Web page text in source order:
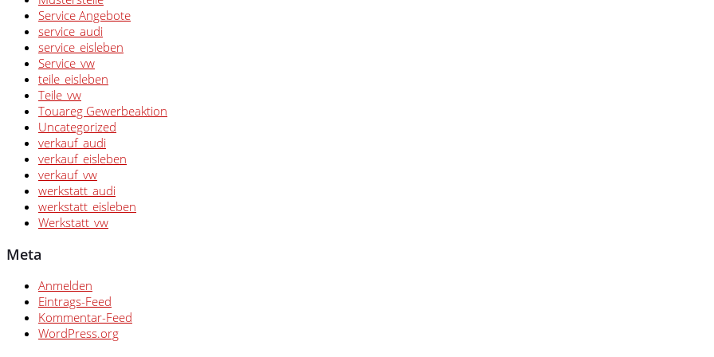
Service Angebote
service_audi
service_eisleben
Service_vw
teile_eisleben
Teile_vw
Touareg Gewerbeaktion
Uncategorized
verkauf_audi
verkauf_eisleben
verkauf_vw
werkstatt_audi
werkstatt_eisleben
Werkstatt_vw
Meta
Anmelden
Eintrags-Feed
Kommentar-Feed
WordPress.org